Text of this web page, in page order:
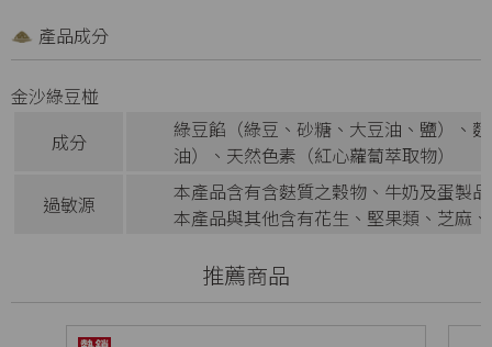
產品成分
金沙綠豆椪
成分
綠豆餡（綠豆、砂糖、大豆油、鹽）、
油）、天然色素（紅心蘿蔔萃取物）
過敏源
本產品含有含麩質之穀物、牛奶及蛋製
本產品與其他含有花生、堅果類、芝麻
推薦商品